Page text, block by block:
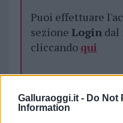
Galluraoggi.it - Do Not
Information
Puoi effettuare
sezione Logindal
cliccando qui
TEMI: Neve Limbara